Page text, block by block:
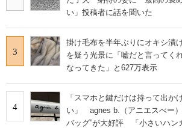
い」投稿者に話を聞いた
3
掛け毛布を半年ぶりにオキシ
を疑う光景に「嘘だと言ってく
なってきた」と627万表示
4
「スマホと鍵だけは持って出か
い」 agnes b.（アニエスべー
バッグ”が大好評 「小さいハン